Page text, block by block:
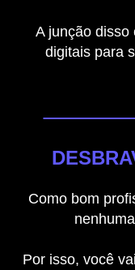
A junção disso
digitais para
Como bom
Por isso, você